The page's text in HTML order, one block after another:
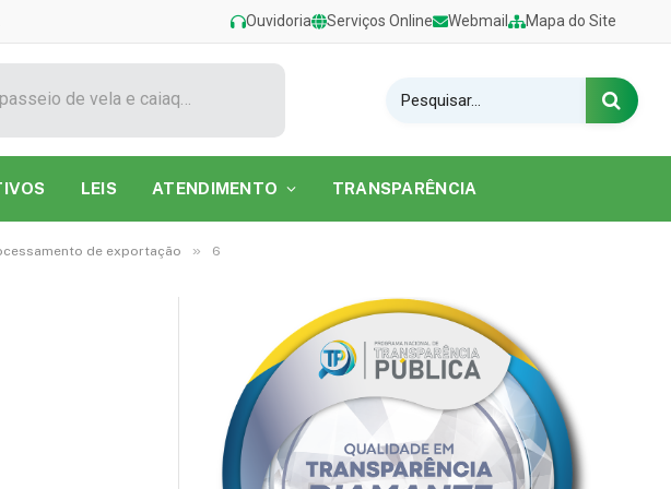
Ouvidoria Serviços Online Webmail Mapa do Site
Projeto ”Viver sem limites” promove passeio de vela e caiaque para usuários do CER II em Barcarena
LEIS ATENDIMENTO TRANSPARÊNCIA
de exportação » 6